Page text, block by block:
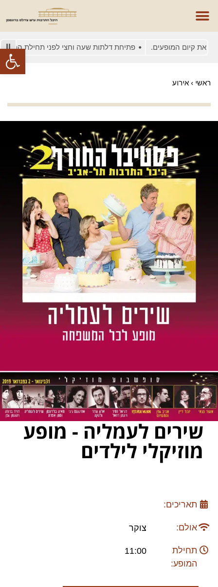
פתח קיום המופעים. פתיחת דלתות שעה וחצי לפני תחילת המופע
ראשי › אירוע
שירים לעמליה - מופע
מוזיקלי לילדים
תאריכים:
אולם: צוקר
תחילת
המופע:
11:00